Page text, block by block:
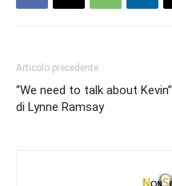
Articolo precedente
“We need to talk about Kevin”
di Lynne Ramsay